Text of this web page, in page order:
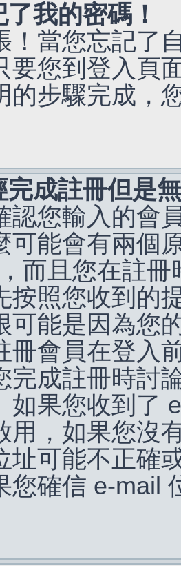
我的密碼！
！當您忘記了
要您到登入頁
的步驟完成，
完成註冊但是
認您輸入的會
可能會有兩個
而且您在註
按照您收到的
可能是因為您
冊會員在登入
完成註冊時討
如果您收到了
用，如果您沒
址可能不正確
您確信 e-mail